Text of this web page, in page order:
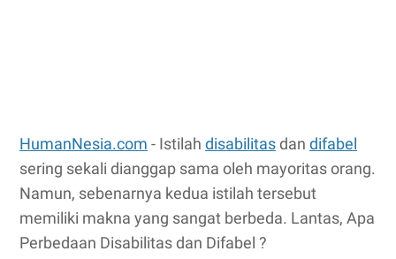
HumanNesia.com - Istilah disabilitasdan difabel
sering sekali dianggap sama oleh mayoritas orang.
Namun, sebenarnya kedua istilah tersebut
memiliki makna yang sangat berbeda. Lantas, Apa
Perbedaan Disabilitas dan Difabel ?